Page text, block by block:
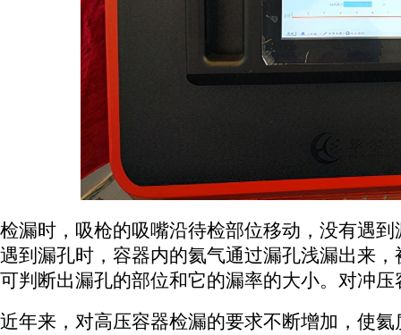
检漏时，吸枪的吸嘴沿待检部位移动，没有遇
遇到漏孔时，容器内的氦气通过漏孔浅漏出来
可判断出漏孔的部位和它的漏率的大小。对冲
近年来，对高压容器检漏的要求不断增加，使